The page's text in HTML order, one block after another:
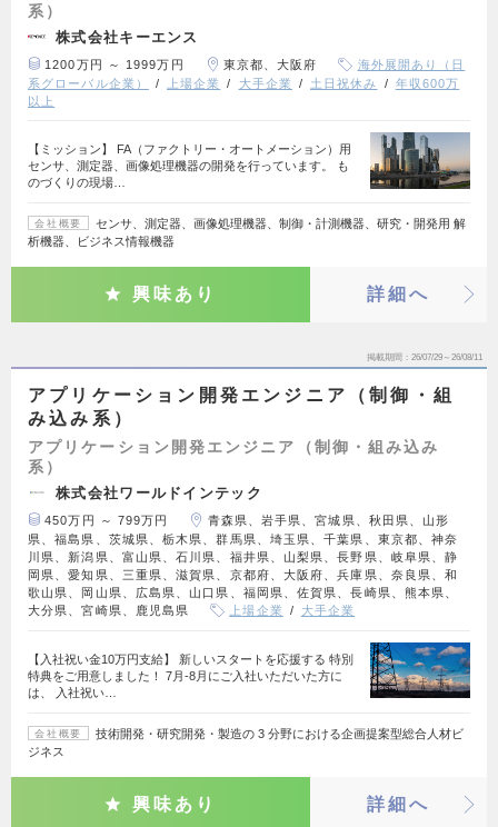
系）
株式会社キーエンス
1200万円 ～ 1999万円 東京都、大阪府
海外展開あり（日
系グローバル企業）
上場企業 大手企業 土日祝休み
年収600万
以上
【ミッション】 FA（ファクトリー・オートメーション）用
センサ、測定器、画像処理機器の開発を行っています。 も
のづくりの現場…
会社概要
センサ、測定器、画像処理機器、制御・計測機器、研究・開発用 解
析機器、ビジネス情報機器
興味あり 詳細へ
掲載期間 26/07/29～26/08/11
アプリケーション開発エンジニア（制御・組
み込み系）
アプリケーション開発エンジニア（制御・組み込み
系）
株式会社ワールドインテック
450万円 ～ 799万円
青森県、岩手県、宮城県、秋田県、山形
県、福島県、茨城県、栃木県、群馬県、埼玉県、千葉県、東京都、神奈
川県、新潟県、富山県、石川県、福井県、山梨県、長野県、岐阜県、静
岡県、愛知県、三重県、滋賀県、京都府、大阪府、兵庫県、奈良県、和
歌山県、岡山県、広島県、山口県、福岡県、佐賀県、長崎県、熊本県、
大分県、宮崎県、鹿児島県
上場企業 大手企業
【入社祝い金10万円支給】 新しいスタートを応援する 特別
特典をご用意しました！ 7月-8月にご入社いただいた方に
は、 入社祝い…
会社概要
技術開発・研究開発・製造の 3 分野における企画提案型総合人材ビ
ジネス
興味あり 詳細へ